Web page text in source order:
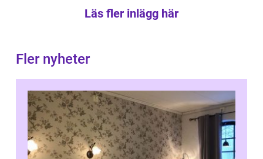
Läs fler inlägg här
Fler nyheter